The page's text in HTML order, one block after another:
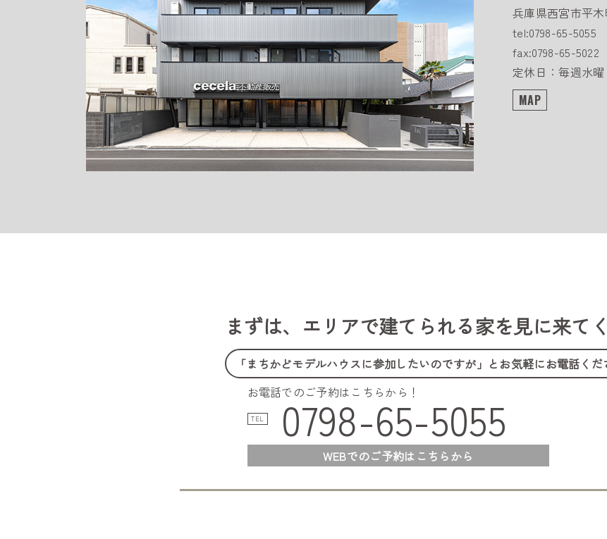
兵庫県西宮市平
tel:0798-65-5055
fax:0798-65-5022
定休日：毎週水曜
MAP
まずは、エリアで建てられる家を見に来て
「まちかどモデルハウスに参加したいのですが」 とお気軽にお電話くだ
お電話でのご予約はこちらから！
TEL 0798-65-5055
WEBでのご予約はこちらから